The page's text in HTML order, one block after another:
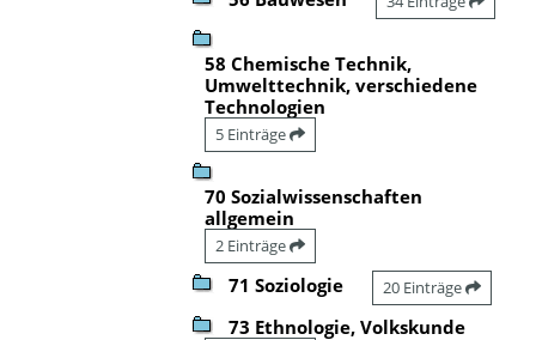
58 Chemische Technik,
Umwelttechnik, verschiedene
Technologien
5 Einträge
70 Sozialwissenschaften
allgemein
2 Einträge
71 Soziologie 20 Einträge
73 Ethnologie, Volkskunde